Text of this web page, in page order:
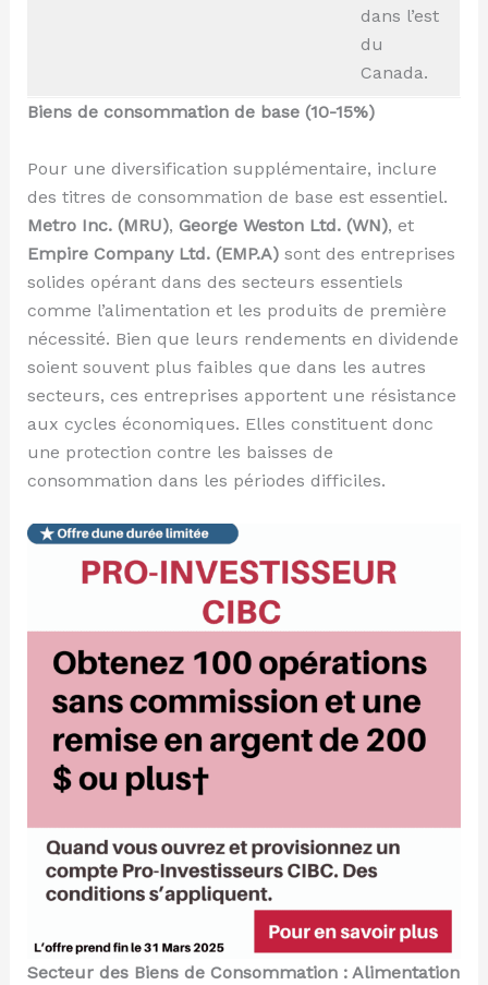
dans l’est
du
Canada.
Biens de consommation de base (10-15%)
Pour une diversification supplémentaire, inclure
des titres de consommation de base est essentiel.
Metro Inc. (MRU), George Weston Ltd. (WN), et
Empire Company Ltd. (EMP.A)sont des entreprises
solides opérant dans des secteurs essentiels
comme l’alimentation et les produits de première
nécessité. Bien que leurs rendements en dividende
soient souvent plus faibles que dans les autres
secteurs, ces entreprises apportent une résistance
aux cycles économiques. Elles constituent donc
une protection contre les baisses de
consommation dans les périodes difficiles.
Secteur des Biens de Consommation : Alimentation